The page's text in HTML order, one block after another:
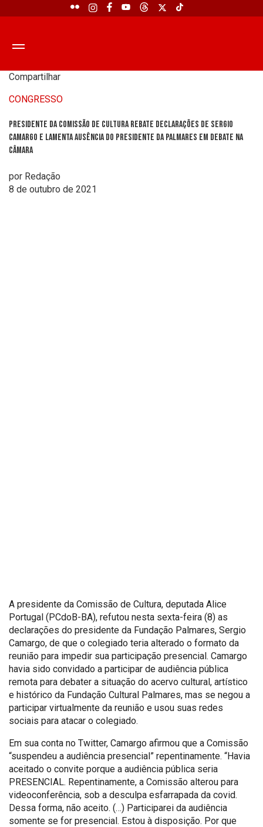
Compartilhar
CONGRESSO
Presidente da Comissão de Cultura rebate declarações de Sergio
Camargo e lamenta ausência do presidente da Palmares em debate na
Câmara
por Redação
8 de outubro de 2021
A presidente da Comissão de Cultura, deputada Alice
Portugal (PCdoB-BA), refutou nesta sexta-feira (8) as
declarações do presidente da Fundação Palmares, Sergio
Camargo, de que o colegiado teria alterado o formato da
reunião para impedir sua participação presencial. Camargo
havia sido convidado a participar de audiência pública
remota para debater a situação do acervo cultural, artístico
e histórico da Fundação Cultural Palmares, mas se negou a
participar virtualmente da reunião e usou suas redes
sociais para atacar o colegiado.
Em sua conta no Twitter, Camargo afirmou que a Comissão
“suspendeu a audiência presencial” repentinamente. “Havia
aceitado o convite porque a audiência pública seria
PRESENCIAL. Repentinamente, a Comissão alterou para
videoconferência, sob a desculpa esfarrapada da covid.
Dessa forma, não aceito. (…) Participarei da audiência
somente se for presencial. Estou à disposição. Por que